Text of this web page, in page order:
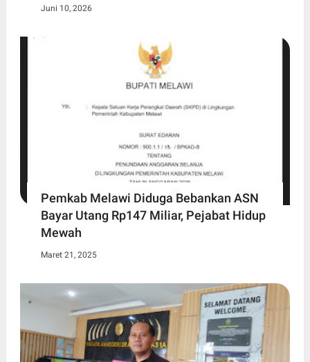
Juni 10, 2026
Pemkab Melawi Diduga Bebankan ASN
Bayar Utang Rp147 Miliar, Pejabat Hidup
Mewah
Maret 21, 2025